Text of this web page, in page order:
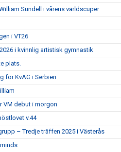
Sundell i vårens världscuper
i VT26
i kvinnlig artistisk gymnastik
plats.
för KvAG i Serbien
VM debut i morgon
v.44
– Tredje träffen 2025 i Västerås